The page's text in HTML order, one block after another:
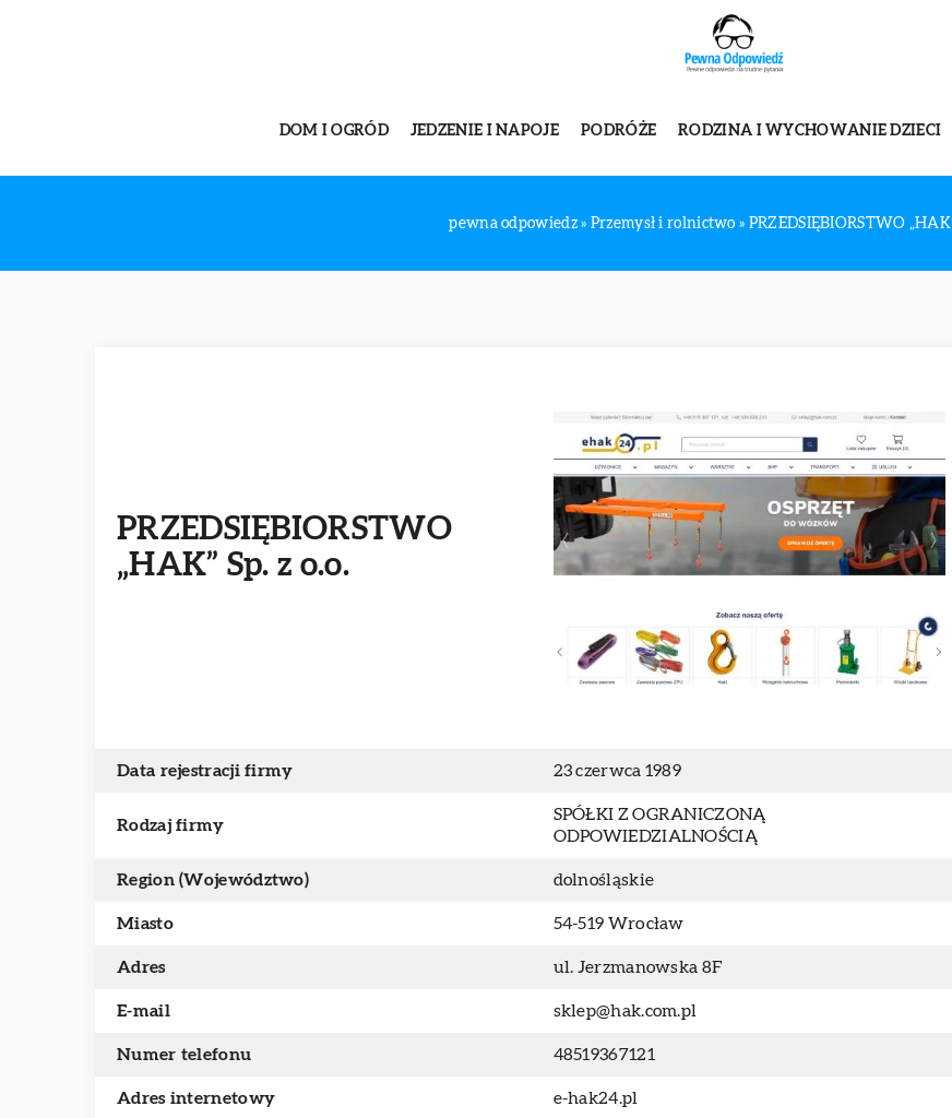
DOM I OGRÓD JEDZENIE I NAPOJE PODRÓŻE RODZINA I WYCHOWANIE DZIECI
pewna odpowiedz» Przemysł i rolnictwo » PRZEDSIĘBIORSTWO
PRZEDSIĘBIORSTWO
„HAK” Sp. z o.o.
Data rejestracji firmy 23 czerwca 1989
Rodzaj firmy
SPÓŁKI Z OGRANICZONĄ
ODPOWIEDZIALNOŚCIĄ
Region (Województwo) dolnośląskie
Miasto 54-519 Wrocław
Adres ul. Jerzmanowska 8F
E-mail sklep@hak.com.pl
Numer telefonu 48519367121
Adres internetowy e-hak24.pl